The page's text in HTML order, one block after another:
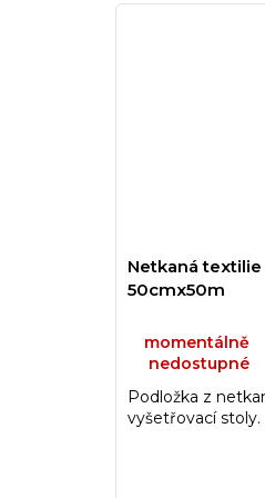
Netkaná textilie
50cmx50m
momentálně
nedostupné
Podložka z
vyšetřovací stoly.